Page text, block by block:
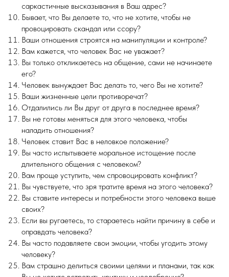
саркастичные высказывания в Ваш адрес?
Бывает, что Вы делаете то, что не хотите, чтобы не
провоцировать скандал или ссору?
Ваши отношения строятся на манипуляции и контроле?
Вам кажется, что человек Вас не уважает?
Вы только откликаетесь на общение, сами не начинаете
его?
Человек вынуждает Вас делать то, чего Вы не хотите?
Ваши жизненные цели противоречат?
Отдалились ли Вы друг от друга в последнее время?
Вы не готовы меняться для этого человека, чтобы
наладить отношения?
Человек ставит Вас в неловкое положение?
Вы часто испытываете моральное истощение после
длительного общения с человеком?
Вам проще уступить, чем спровоцировать конфликт?
Вы чувствуете, что зря тратите время на этого человека?
Вы ставите интересы и потребности этого человека выше
своих?
Если вы ругаетесь, то стараетесь найти причину в себе и
оправдать человека?
Вы часто подавляете свои эмоции, чтобы угодить этому
человеку?
Вам страшно делиться своими целями и планами, так как